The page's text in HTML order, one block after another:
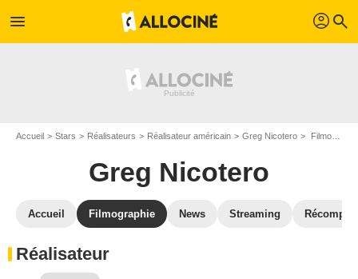
menu profil search
Accueil Stars Réalisateurs Réalisateur américain Greg Nicotero Filmographie Greg Nicotero
Greg Nicotero
Accueil Filmographie News Streaming
Réalisateur